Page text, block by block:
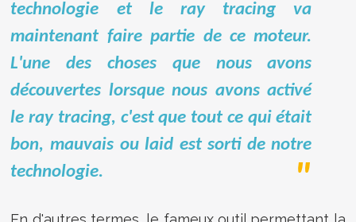
technologie et le ray tracing va
maintenant faire partie de ce moteur.
L'une des choses que nous avons
découvertes lorsque nous avons activé
le ray tracing, c'est que tout ce qui était
bon, mauvais ou laid est sorti de notre
technologie.